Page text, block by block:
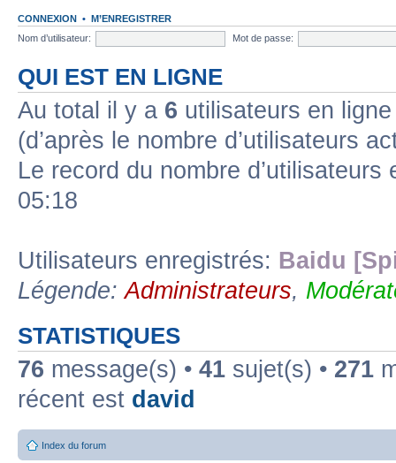
CONNEXION • M’ENREGISTRER
Nom d’utilisateur:
Mot de passe:
QUI EST EN LIGNE
Au total il y a 6 utilisateurs en
(d’après le nombre d’utilisateurs
Le record du nombre
05:18
Utilisateurs enregistrés: Baidu
Légende:Administrateurs,
STATISTIQUES
76 message(s) • 41 sujet(s) • 271
récent est david
Index du forum